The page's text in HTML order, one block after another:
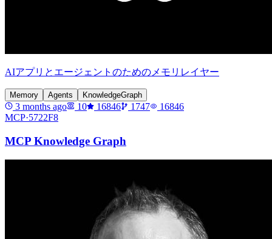
AIアプリとエージェントのためのメモリレイヤー
Memory Agents KnowledgeGraph
3 months ago 10 16846 1747
16846
MCP·5722F8
MCP Knowledge Graph